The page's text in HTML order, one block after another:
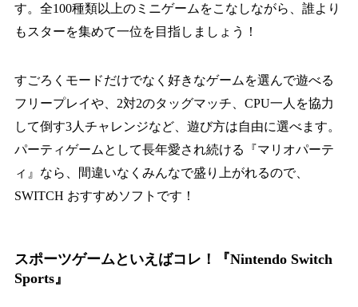
す。全100種類以上のミニゲームをこなしながら、誰より
もスターを集めて一位を目指しましょう！
すごろくモードだけでなく好きなゲームを選んで遊べる
フリープレイや、2対2のタッグマッチ、CPU一人を協力
して倒す3人チャレンジなど、遊び方は自由に選べます。
パーティゲームとして長年愛され続ける『マリオパーテ
ィ』なら、間違いなくみんなで盛り上がれるので、
SWITCH おすすめソフトです！
スポーツゲームといえばコレ！『Nintendo Switch
Sports』